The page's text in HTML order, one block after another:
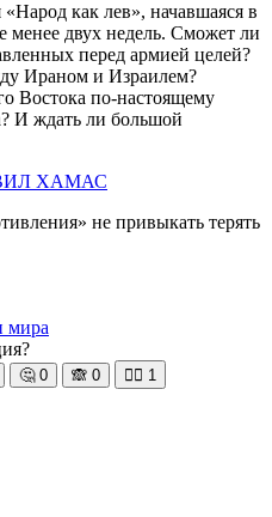
как лев», начавшаяся в
менее двух недель. Сможет ли
перед армией целей?
Ираном и Израилем?
Востока по-настоящему
И ждать ли большой
ХАМАС
не привыкать терять
мира
🤔 0 🙈 0 🧘‍♀️ 1